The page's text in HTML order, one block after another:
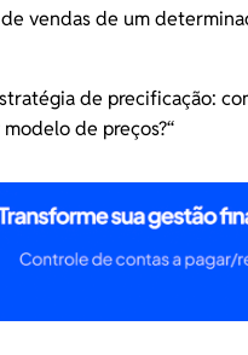
vendas de um
de precificação:
de preços?“